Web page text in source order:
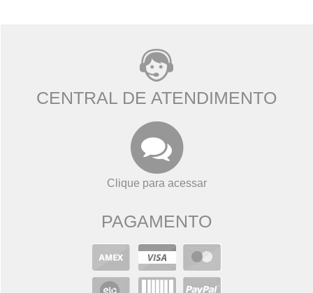
CENTRAL DE ATENDIMENTO
Clique para acessar
PAGAMENTO